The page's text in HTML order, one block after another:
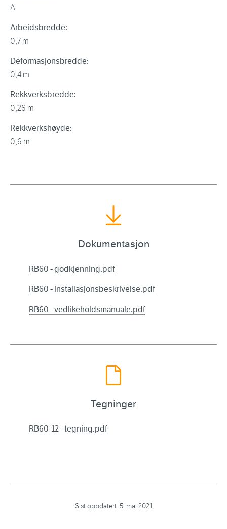
A
Arbeidsbredde:
0,7 m
Deformasjonsbredde:
0,4 m
Rekkverksbredde:
0,26 m
Rekkverkshøyde:
0,6 m
Dokumentasjon
RB60 - godkjenning.pdf
RB60 - installasjonsbeskrivelse.pdf
RB60 - vedlikeholdsmanuale.pdf
Tegninger
RB60-12 - tegning.pdf
Sist oppdatert:5. mai 2021